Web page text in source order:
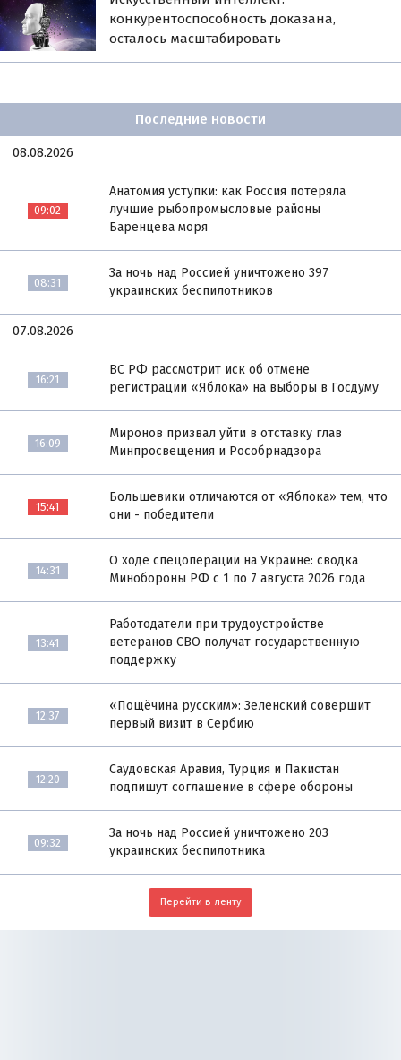
конкурентоспособность доказана,
осталось масштабировать
Последние новости
08.08.2026
09:02
Анатомия уступки: как Россия потеряла
лучшие рыбопромысловые районы
Баренцева моря
08:31
За ночь над Россией уничтожено 397
украинских беспилотников
07.08.2026
16:21
ВС РФ рассмотрит иск об отмене
регистрации «Яблока» на выборы в Госдуму
16:09
Миронов призвал уйти в отставку глав
Минпросвещения и Рособрнадзора
15:41
Большевики отличаются от «Яблока» тем, что
они - победители
14:31
О ходе спецоперации на Украине: сводка
Минобороны РФ с 1 по 7 августа 2026 года
13:41
Работодатели при трудоустройстве
ветеранов СВО получат государственную
поддержку
12:37
«Пощёчина русским»: Зеленский совершит
первый визит в Сербию
12:20
Саудовская Аравия, Турция и Пакистан
подпишут соглашение в сфере обороны
09:32
За ночь над Россией уничтожено 203
украинских беспилотника
Перейти в ленту